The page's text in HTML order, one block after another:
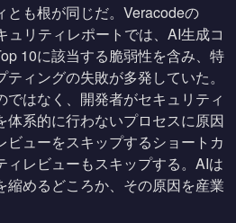
とも根が同じだ。Veracodeの
ュリティレポートでは、AI生成コ
10に該当する脆弱性を含み、特
ィングの失敗が多発していた。
ではなく、開発者がセキュリティ
体系的に行わないプロセスに原因
ビューをスキップするショートカ
ィレビューもスキップする。AIは
縮めるどころか、その原因を産業